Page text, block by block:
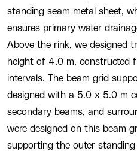
standing seam metal sheet,
ensures primary water
Above the rink, we designed
height of 4.0 m, constructed
intervals. The beam grid
designed with a 5.0 x 5.0 m
secondary beams, and
were designed on this beam
supporting the outer standing